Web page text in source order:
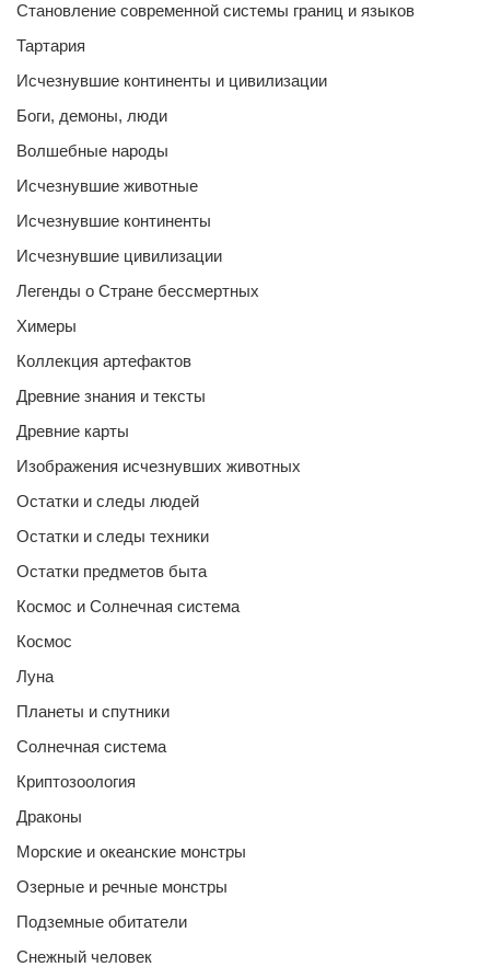
Становление современной системы границ и языков
Тартария
Исчезнувшие континенты и цивилизации
Боги, демоны, люди
Волшебные народы
Исчезнувшие животные
Исчезнувшие континенты
Исчезнувшие цивилизации
Легенды о Стране бессмертных
Химеры
Коллекция артефактов
Древние знания и тексты
Древние карты
Изображения исчезнувших животных
Остатки и следы людей
Остатки и следы техники
Остатки предметов быта
Космос и Солнечная система
Космос
Луна
Планеты и спутники
Солнечная система
Криптозоология
Драконы
Морские и океанские монстры
Озерные и речные монстры
Подземные обитатели
Снежный человек